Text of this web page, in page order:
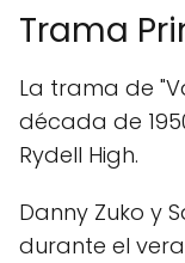
Trama
La trama de
década de
Rydell High.
Danny Zuko y
durante el